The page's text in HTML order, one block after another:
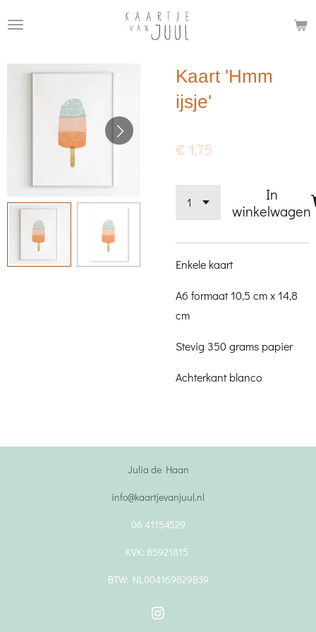
Kaart 'Hmm
ijsje'
€ 1,75
In
winkelwagen
Enkele kaart
A6 formaat 10,5 cm x 14,8
cm
Stevig 350 grams papier
Achterkant blanco
Julia de Haan
info@kaartjevanjuul.nl
06 41154529
KVK: 85921815
BTW: NL004169829B39
I